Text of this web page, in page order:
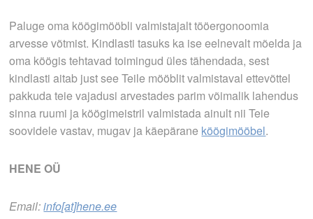
Paluge oma köögimööbli valmistajalt tööergonoomia
arvesse võtmist. Kindlasti tasuks ka ise eelnevalt mõelda ja
oma köögis tehtavad toimingud üles tähendada, sest
kindlasti aitab just see Teile mööblit valmistaval ettevõttel
pakkuda teie vajadusi arvestades parim võimalik lahendus
sinna ruumi ja köögimeistril valmistada ainult nii Teie
soovidele vastav, mugav ja käepärane köögimööbel.
HENE OÜ
Email:info[at]hene.ee